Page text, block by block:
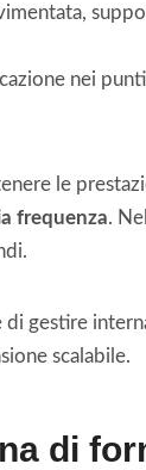
nei
le
frequenza.
gestire
scalabile.
di